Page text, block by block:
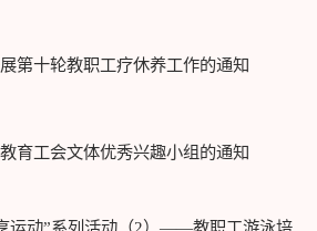
第十轮教职工疗休养工作的通知
育工会文体优秀兴趣小组的通知
运动”系列活动（2）——教职工游泳培